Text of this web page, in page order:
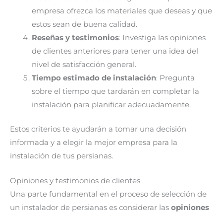
empresa ofrezca los materiales que deseas y que
estos sean de buena calidad.
Reseñas y testimonios: Investiga las opiniones
de clientes anteriores para tener una idea del
nivel de satisfacción general.
Tiempo estimado de instalación: Pregunta
sobre el tiempo que tardarán en completar la
instalación para planificar adecuadamente.
Estos criterios te ayudarán a tomar una decisión
informada y a elegir la mejor empresa para la
instalación de tus persianas.
Opiniones y testimonios de clientes
Una parte fundamental en el proceso de selección de
un instalador de persianas es considerar las opiniones